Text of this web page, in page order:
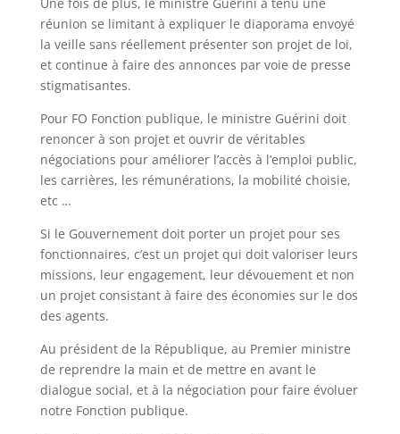
réunion se limitant à expliquer le diaporama envoyé
la veille sans réellement présenter son projet de loi,
et continue à faire des annonces par voie de presse
stigmatisantes.
Pour FO Fonction publique, le ministre Guérini doit
renoncer à son projet et ouvrir de véritables
négociations pour améliorer l’accès à l’emploi public,
les carrières, les rémunérations, la mobilité choisie,
etc …
Si le Gouvernement doit porter un projet pour ses
fonctionnaires, c’est un projet qui doit valoriser leurs
missions, leur engagement, leur dévouement et non
un projet consistant à faire des économies sur le dos
des agents.
Au président de la République, au Premier ministre
de reprendre la main et de mettre en avant le
dialogue social, et à la négociation pour faire évoluer
notre Fonction publique.